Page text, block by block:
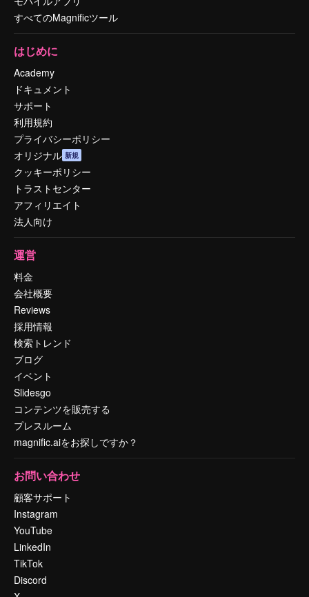
すべてのMagnificツール
はじめに
Academy
ドキュメント
サポート
利用規約
プライバシーポリシー
オリジナル 新規
クッキーポリシー
トラストセンター
アフィリエイト
法人向け
運営
料金
会社概要
Reviews
採用情報
検索トレンド
ブログ
イベント
Slidesgo
コンテンツを販売する
プレスルーム
magnific.aiをお探しですか？
お問い合わせ
顧客サポート
Instagram
YouTube
LinkedIn
TikTok
Discord